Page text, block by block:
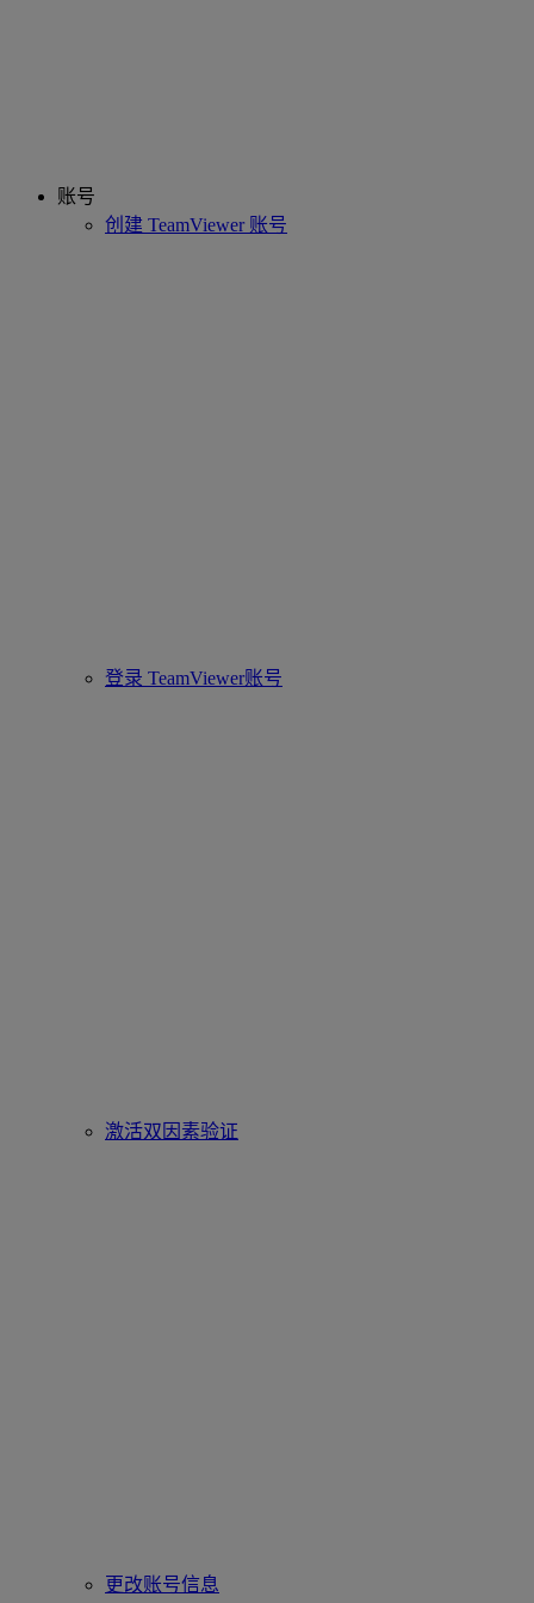
账号
创建 TeamViewer 账号
登录 TeamViewer账号
激活双因素验证
更改账号信息